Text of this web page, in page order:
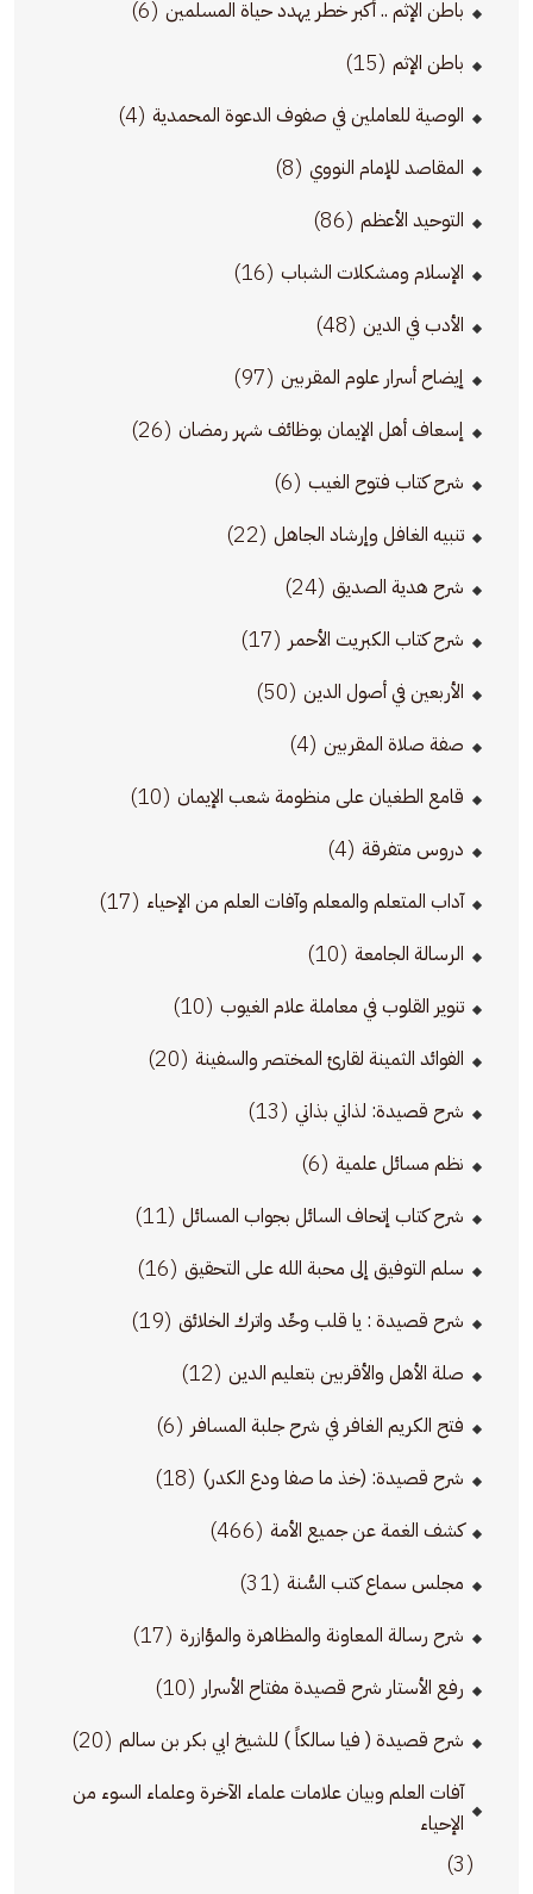
باطن الإثم .. أكبر خطر يهدد حياة المسلمين (6)
باطن الإثم (15)
الوصية للعاملين في صفوف الدعوة المحمدية (4)
المقاصد للإمام النووي (8)
التوحيد الأعظم (86)
الإسلام ومشكلات الشباب (16)
الأدب في الدين (48)
إيضاح أسرار علوم المقربين (97)
إسعاف أهل الإيمان بوظائف شهر رمضان (26)
شرح كتاب فتوح الغيب (6)
تنبيه الغافل وإرشاد الجاهل (22)
شرح هدية الصديق (24)
شرح كتاب الكبريت الأحمر (17)
الأربعين في أصول الدين (50)
صفة صلاة المقربين (4)
قامع الطغيان على منظومة شعب الإيمان (10)
دروس متفرقة (4)
آداب المتعلم والمعلم وآفات العلم من الإحياء (17)
الرسالة الجامعة (10)
تنوير القلوب في معاملة علام الغيوب (10)
الفوائد الثمينة لقارئ المختصر والسفينة (20)
شرح قصيدة: لذاتي بذاتي (13)
نظم مسائل علمية (6)
شرح كتاب إتحاف السائل بجواب المسائل (11)
سلم التوفيق إلى محبة الله على التحقيق (16)
شرح قصيدة : يا قلب وحِّد واترك الخلائق (19)
صلة الأهل والأقربين بتعليم الدين (12)
فتح الكريم الغافر في شرح جلبة المسافر (6)
شرح قصيدة: (خذ ما صفا ودع الكدر) (18)
كشف الغمة عن جميع الأمة (466)
مجلس سماع كتب السُّنة (31)
شرح رسالة المعاونة والمظاهرة والمؤازرة (17)
رفع الأستار شرح قصيدة مفتاح الأسرار (10)
شرح قصيدة ( فيا سالكاً ) للشيخ ابي بكر بن سالم (20)
آفات العلم وبيان علامات علماء الآخرة وعلماء السوء من
الإحياء
(3)